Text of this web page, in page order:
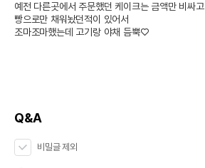
예전 다른곳에서 주문했던 케이크는 금액만 비싸고
빵으로만 채워놨던적이 있어서
조마조마했는데 고기랑 야채 듬뿍♡
Q&A
비밀글 제외